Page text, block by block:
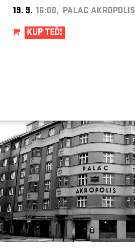
19. 9. 16:00, PALÁC AKROPOLIS
KUP TEĎ!